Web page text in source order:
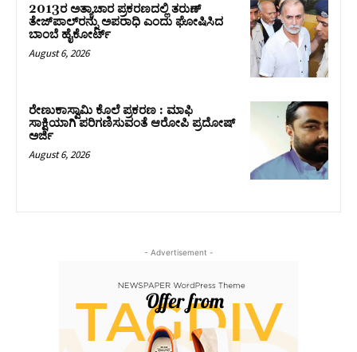
2013ರ ಅತ್ಯಾಚಾರ ಪ್ರಕರಣದಲ್ಲಿ ತರುಣ್
ತೇಜ್‌ಪಾಲ್‌ರನ್ನು ಅಪರಾಧಿ ಎಂದು ಘೋಷಿಸಿದ
ಬಾಂಬೆ ಹೈಕೋರ್ಟ್
August 6, 2026
ರೇಣುಕಾಸ್ವಾಮಿ ಕೊಲೆ ಪ್ರಕರಣ : ಮಾಫಿ
ಸಾಕ್ಷಿಯಾಗಿ ಪರಿಗಣಿಸುವಂತೆ ಆರೋಪಿ ಪ್ರದೋಷ್‌
ಅರ್ಜಿ
August 6, 2026
- Advertisement -